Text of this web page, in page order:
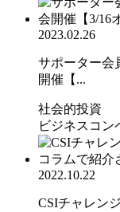
2023.02.26
サポーター会
開催【...
社会的投資
ビジネスコン
2022.10.22
CSIチャレン